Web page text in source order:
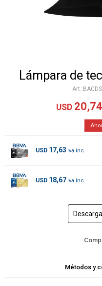
Lámpara de
USD 20,74
USD 17,63
USD 18,67
Métodos y